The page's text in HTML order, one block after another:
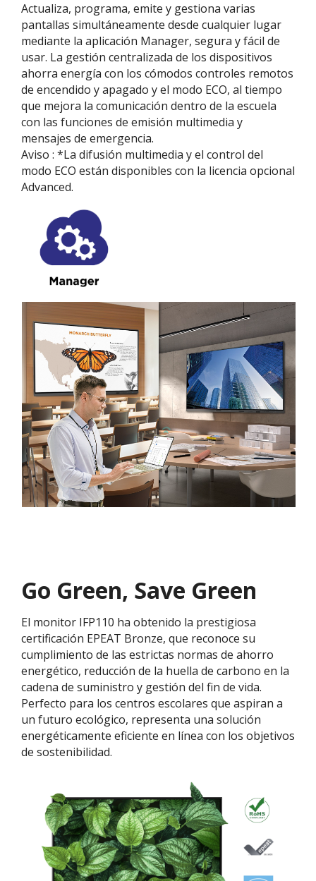
Actualiza, programa, emite y gestiona varias
pantallas simultáneamente desde cualquier lugar
mediante la aplicación Manager, segura y fácil de
usar. La gestión centralizada de los dispositivos
ahorra energía con los cómodos controles remotos
de encendido y apagado y el modo ECO, al tiempo
que mejora la comunicación dentro de la escuela
con las funciones de emisión multimedia y
mensajes de emergencia.
Aviso : *La difusión multimedia y el control del
modo ECO están disponibles con la licencia opcional
Advanced.
Go Green, Save Green
El monitor IFP110 ha obtenido la prestigiosa
certificación EPEAT Bronze, que reconoce su
cumplimiento de las estrictas normas de ahorro
energético, reducción de la huella de carbono en la
cadena de suministro y gestión del fin de vida.
Perfecto para los centros escolares que aspiran a
un futuro ecológico, representa una solución
energéticamente eficiente en línea con los objetivos
de sostenibilidad.